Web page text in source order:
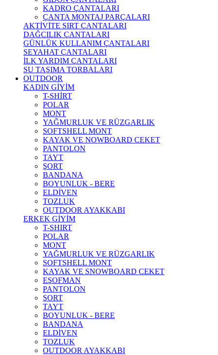
KADRO ÇANTALARI
ÇANTA MONTAJ PARÇALARI
AKTİVİTE SIRT ÇANTALARI
DAĞCILIK ÇANTALARI
GÜNLÜK KULLANIM ÇANTALARI
SEYAHAT ÇANTALARI
İLK YARDIM ÇANTALARI
SU TAŞIMA TORBALARI
OUTDOOR
KADIN GİYİM
T-SHİRT
POLAR
MONT
YAĞMURLUK VE RÜZGARLIK
SOFTSHELL MONT
KAYAK VE NOWBOARD CEKET
PANTOLON
TAYT
ŞORT
BANDANA
BOYUNLUK - BERE
ELDİVEN
TOZLUK
OUTDOOR AYAKKABI
ERKEK GİYİM
T-SHIRT
POLAR
MONT
YAĞMURLUK VE RÜZGARLIK
SOFTSHELL MONT
KAYAK VE SNOWBOARD CEKET
EŞOFMAN
PANTOLON
ŞORT
TAYT
BOYUNLUK - BERE
BANDANA
ELDİVEN
TOZLUK
OUTDOOR AYAKKABI